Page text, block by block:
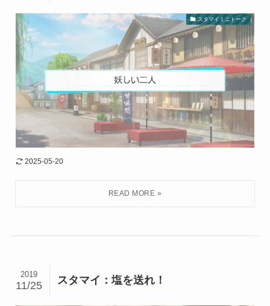
スタマイミニトーク
2025-05-20
スタマイ：塩を送れ！
2019
11/25